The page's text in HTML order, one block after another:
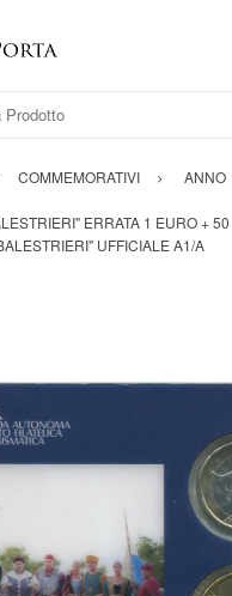
COMMEMORATIVI ANNO
ERRATA 1 EURO +
UFFICIALE A1/A